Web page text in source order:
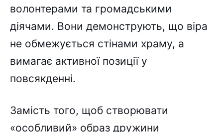
волонтерами та громадськими
діячами. Вони демонструють, що віра
не обмежується стінами храму, а
вимагає активної позиції у
повсякденні.
Замість того, щоб створювати
«особливий» образ дружини